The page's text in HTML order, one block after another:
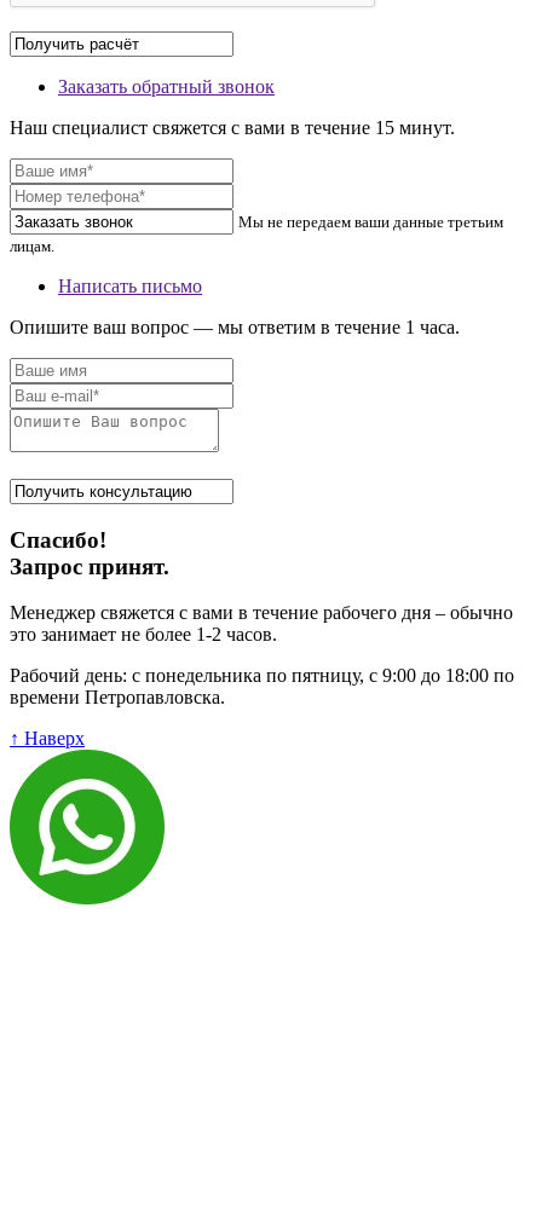
Заказать обратный звонок
Наш специалист свяжется с вами в течение 15 минут.
Мы не передаем ваши данные третьим
лицам.
Написать письмо
Опишите ваш вопрос — мы ответим в течение 1 часа.
Спасибо!
Запрос принят.
Менеджер свяжется с вами в течение рабочего дня – обычно
это занимает не более 1-2 часов.
Рабочий день: с понедельника по пятницу, с 9:00 до 18:00 по
времени Петропавловска.
↑ Наверх